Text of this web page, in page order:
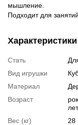
мышление.
Подходит для
Характеристики
Стать
Вид игрушки
Материал
Возраст
Вес (кг)
28